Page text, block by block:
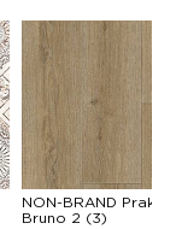
NON-BRAND
Bruno 2 (3)